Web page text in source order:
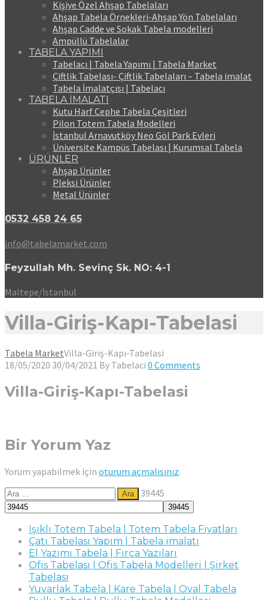
Kişiye Özel Ahşap Tabelaları
Ahşap Tabela Örnekleri-Ahşap Yön Tabelaları
Ahşap Cadde ve Sokak Tabela modelleri
Ampüllü Tabelalar
TABELA YAPIMI
Tabelacı | Tabela Yapımı | Tabela Market
Çiftlik Tabelası- Çiftlik Tabelaları – Tabela imalat
Tabela İmalatçısı | Tabelacı
TABELA İMALATI
Kutu Harf Cephe Tabela Çeşitleri
Pilon Totem Tabela Modelleri
İstanbul Arnavutköy Neo Göl Park Evleri
Üniversite Kampüs Tabelası | Kurumsal Tabela
ÜRÜNLER
Ahşap Ürünler
Pleksi Ürünler
Metal Ürünler
0532 458 24 65
info@tabelamarket.com
Feyzullah Mh. Sevinç Sk. NO: 4-1
Maltepe/İstanbul
Villa-Giriş-Kapı-Tabelasi
Tabela MarketVilla-Giriş-Kapı-Tabelasi
18/05/2020 30/04/2021 By Tabelaci 0 Comments
Villa-Giriş-Kapı-Tabelasi
Bir Yorum Yaz
Yorum yapabilmek için oturum açmalısınız.
Arama:
39445
Işıklı Totem Tabela | Totem Tabela Fiyatları
Çatı Tabelası Yapım | Tabela imalatı
El Yazımı Tabela | Fırça Yazıları
Ofis Tabelası | Ofis Tabela Modelleri | Şirket
Tabelası
Yuvarlak Tabela | Kare Tabela | Oval Tabela